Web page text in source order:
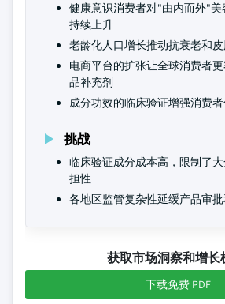
健康意识消费者对"由内而外"
持续上升
老龄化人口增长推动抗衰老和
电商平台的扩张让全球消费者
品补充剂
成分功效的临床验证增强消费
挑战
临床验证成分成本高，限制了
担性
各地区监管复杂性延缓产品审
获取市场洞察和增长
下载免费 PDF